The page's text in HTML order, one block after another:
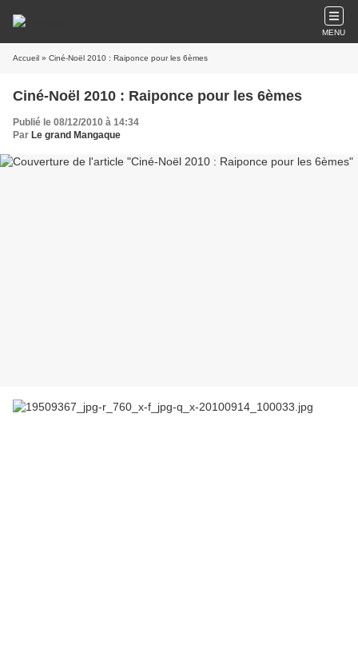
MENU
Accueil » Ciné-Noël 2010 : Raiponce pour les 6èmes
Ciné-Noël 2010 : Raiponce pour les 6èmes
Publié le 08/12/2010 à 14:34
Par Le grand Mangaque